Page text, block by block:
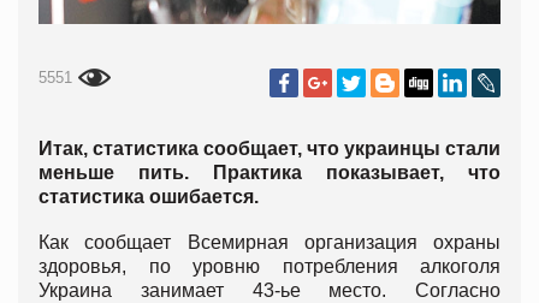
5551
Итак, статистика сообщает, что украинцы стали
меньше пить. Практика показывает, что
статистика ошибается.
Как сообщает Всемирная организация охраны
здоровья, по уровню потребления алкоголя
Украина занимает 43-ье место. Согласно